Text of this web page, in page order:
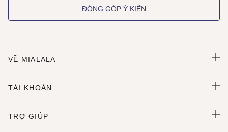
ĐÓNG GÓP Ý KIẾN
VỀ MIALALA
TÀI KHOẢN
TRỢ GIÚP